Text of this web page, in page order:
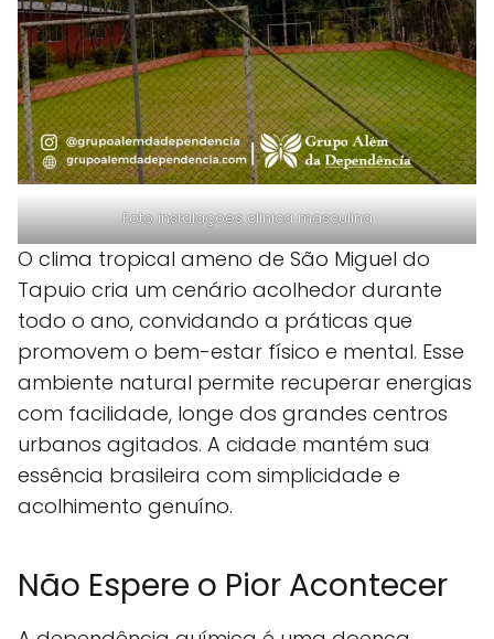
Foto instalaçoes clinica masculina
O clima tropical ameno de São Miguel do
Tapuio cria um cenário acolhedor durante
todo o ano, convidando a práticas que
promovem o bem-estar físico e mental. Esse
ambiente natural permite recuperar energias
com facilidade, longe dos grandes centros
urbanos agitados. A cidade mantém sua
essência brasileira com simplicidade e
acolhimento genuíno.
Não Espere o Pior Acontecer